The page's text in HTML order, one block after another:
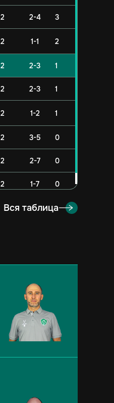
2 2-4 3
2 1-1 2
2 2-3 1
2 2-3 1
2 1-2 1
2 3-5 0
2 2-7 0
2 1-7 0
Вся таблица